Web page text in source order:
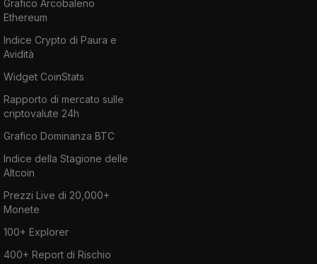
Grafico Arcobaleno
Ethereum
Indice Crypto di Paura e
Avidità
Widget CoinStats
Rapporto di mercato sulle
criptovalute 24h
Grafico Dominanza BTC
Indice della Stagione delle
Altcoin
Prezzi Live di 20,000+
Monete
100+ Explorer
400+ Report di Rischio